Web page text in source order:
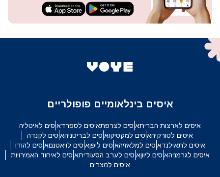
איסים בינלאומיים פופולריים
איסים לארצות הבריתאיסים לצרפתאיסים לספרדאיסים לאיטליה
איסים לטורקיהאיסים למקסיקואיסים לבריטניהאיסים לקנדה
איסים לתאילנדאיסים למלאזיהאיסים ליפןאיסים לויאטנםאיסים להודו
איסים לגרמניהאיסים ליווןאיסים לערב הסעודיתאיסים לאיחוד האמירויות
איסים למצרים